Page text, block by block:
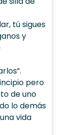
tú sigues
y
pero
de uno
lo demás
vida